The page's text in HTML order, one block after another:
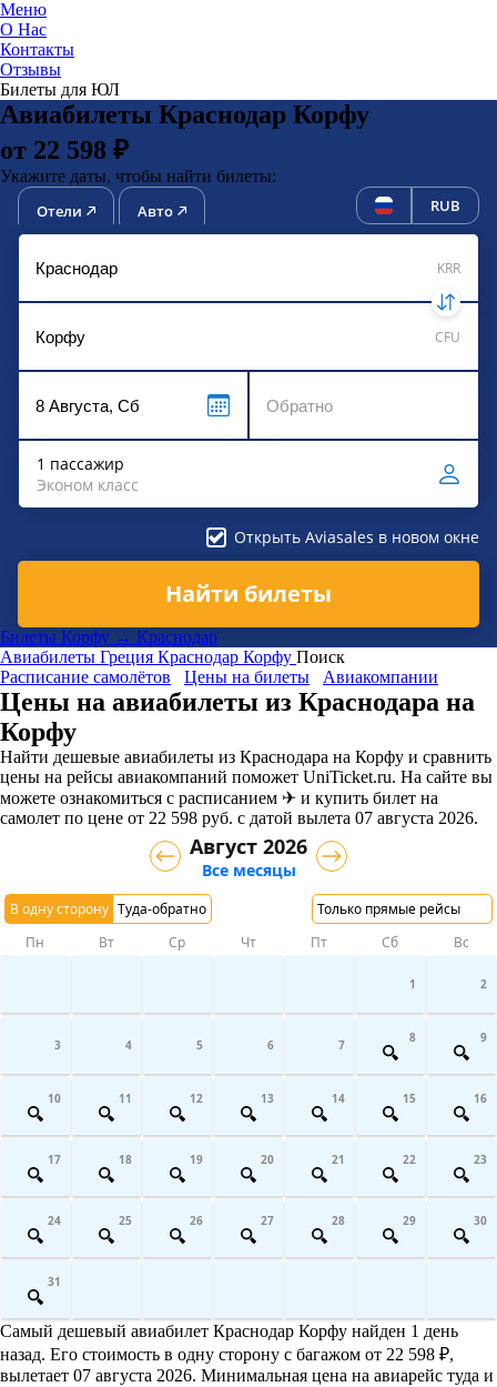
Меню
О Нас
Контакты
Отзывы
Билеты для ЮЛ
Авиабилеты Краснодар Корфу
от 22 598 ₽
Укажите даты, чтобы найти билеты:
Отели Авто RUB
KRR
CFU
1 пассажир
Эконом класс
Открыть Aviasales в новом окне
Найти билеты
Билеты Корфу → Краснодар
Авиабилеты Греция Краснодар Корфу Поиск
Расписание самолётов
Цены на билеты Авиакомпании
Цены на авиабилеты из Краснодара на
Корфу
Найти дешевые авиабилеты из Краснодара на Корфу и сравнить
цены на рейсы авиакомпаний поможет UniTicket.ru. На сайте вы
можете ознакомиться с расписанием ✈ и купить билет на
самолет по цене от 22 598 руб. с датой вылета 07 августа 2026.
В одну сторону Туда-обратно Только прямые рейсы
Август 2026
Все месяцы
Пн Вт Ср Чт Пт Сб Вс
1 2
3 4 5 6 7 8 9
10 11 12 13 14 15 16
17 18 19 20 21 22 23
24 25 26 27 28 29 30
31
Самый дешевый авиабилет Краснодар Корфу найден 1 день
назад. Его стоимость в одну сторону с багажом от 22 598 ₽,
вылетает 07 августа 2026. Минимальная цена на авиарейс туда и